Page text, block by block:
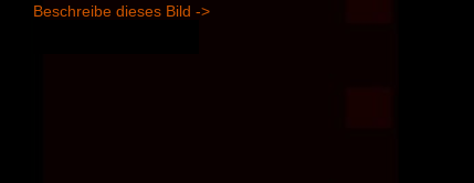
Beschreibe dieses Bild ->